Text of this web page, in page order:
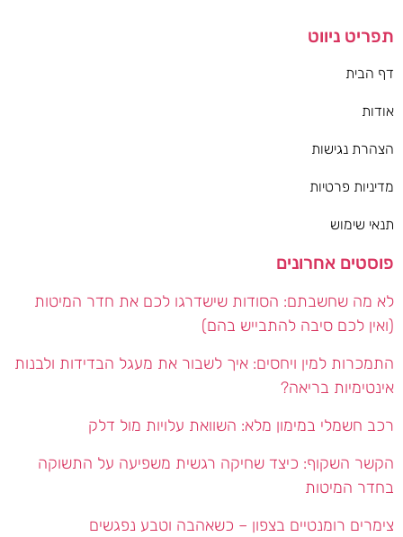
תפריט ניווט
דף הבית
אודות
הצהרת נגישות
מדיניות פרטיות
תנאי שימוש
פוסטים אחרונים
לא מה שחשבתם: הסודות שישדרגו לכם את חדר המיטות
(ואין לכם סיבה להתבייש בהם)
התמכרות למין ויחסים: איך לשבור את מעגל הבדידות ולבנות
אינטימיות בריאה?
רכב חשמלי במימון מלא: השוואת עלויות מול דלק
הקשר השקוף: כיצד שחיקה רגשית משפיעה על התשוקה
בחדר המיטות
צימרים רומנטיים בצפון – כשאהבה וטבע נפגשים